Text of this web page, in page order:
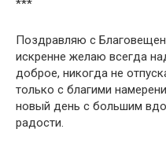
***
Поздравляю с
искренне желаю всегда
доброе, никогда не
только с благими
новый день с большим
радости.